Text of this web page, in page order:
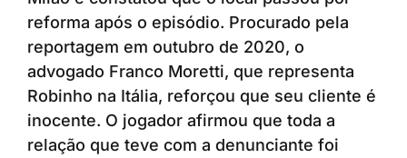
reforma após o episódio. Procurado pela
reportagem em outubro de 2020, o
advogado Franco Moretti, que representa
Robinho na Itália, reforçou que seu cliente é
inocente. O jogador afirmou que toda a
relação que teve com a denunciante foi